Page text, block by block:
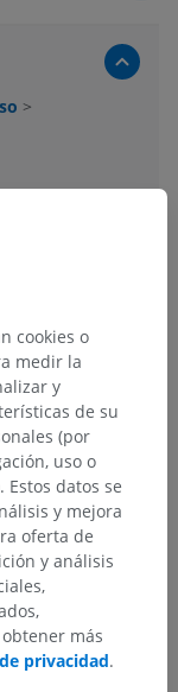
>
parte
o
cookies o
medir la
y
de su
(por
uso o
datos se
y mejora
oferta de
y análisis
más
privacidad.